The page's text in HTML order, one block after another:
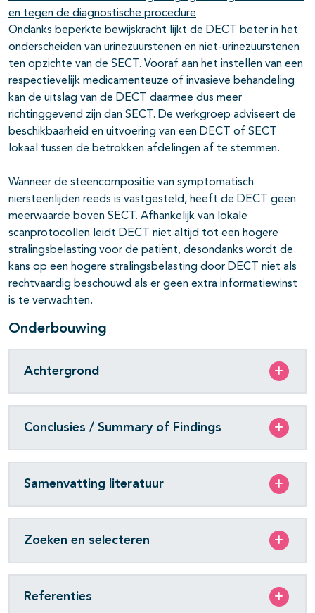
en tegen de diagnostische procedure
Ondanks beperkte bewijskracht lijkt de DECT beter in het
onderscheiden van urinezuurstenen en niet-urinezuurstenen
ten opzichte van de SECT. Vooraf aan het instellen van een
respectievelijk medicamenteuze of invasieve behandeling
kan de uitslag van de DECT daarmee dus meer
richtinggevend zijn dan SECT. De werkgroep adviseert de
beschikbaarheid en uitvoering van een DECT of SECT
lokaal tussen de betrokken afdelingen af te stemmen.
Wanneer de steencompositie van symptomatisch
niersteenlijden reeds is vastgesteld, heeft de DECT geen
meerwaarde boven SECT. Afhankelijk van lokale
scanprotocollen leidt DECT niet altijd tot een hogere
stralingsbelasting voor de patiënt, desondanks wordt de
kans op een hogere stralingsbelasting door DECT niet als
rechtvaardig beschouwd als er geen extra informatiewinst
is te verwachten.
Onderbouwing
Achtergrond
Conclusies / Summary of Findings
Samenvatting literatuur
Zoeken en selecteren
Referenties